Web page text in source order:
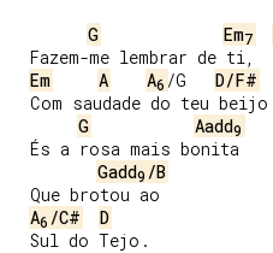
G Em7
   Fazem-me lembrar de ti,
Em
A A6 /G D/F#
Com saudade do teu
G
Aadd9
   És a rosa mais bonita
Gadd9 /B
   Que brotou ao
A6 /C#
D
   Sul do Tejo.